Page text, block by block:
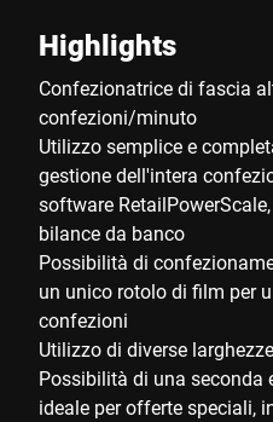
Highlights
Confezionatrice di fascia
confezioni/minuto
Utilizzo semplice e
gestione dell'intera
software
bilance da banco
Possibilità di
un unico rotolo di film per
confezioni
Utilizzo di diverse
Possibilità di una seconda
ideale per offerte speciali,